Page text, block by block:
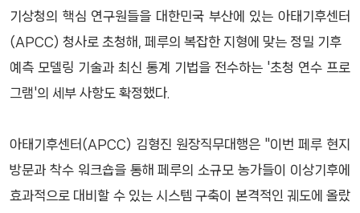
기상청의 핵심 연구원들을 대한민국 부산에 있는 아태기후센터
(APCC) 청사로 초청해, 페루의 복잡한 지형에 맞는 정밀 기후
예측 모델링 기술과 최신 통계 기법을 전수하는 '초청 연수 프로
그램'의 세부 사항도 확정했다.
아태기후센터(APCC) 김형진 원장직무대행은 "이번 페루 현지
방문과 착수 워크숍을 통해 페루의 소규모 농가들이 이상기후에
효과적으로 대비할 수 있는 시스템 구축이 본격적인 궤도에 올랐